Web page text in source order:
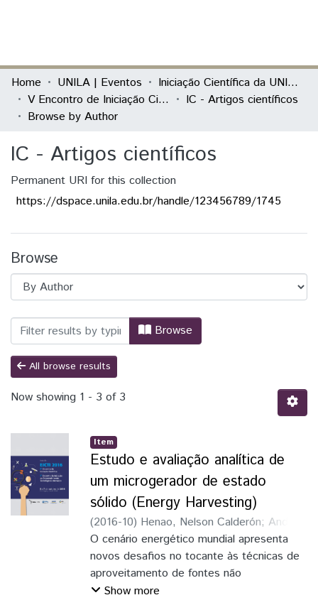
Communities & Collections
All of DSpace
Home UNILA | Eventos
Iniciação Científica da UNILA (IC)
V Encontro de Iniciação Científica e I Encontro Anual de Iniciação ao Desenvolvimento Tecnológico e Inovação
IC - Artigos científicos
Browse by Author
IC - Artigos científicos
Permanent URI for this collection
https://dspace.unila.edu.br/handle/123456789/1745
Browse
Browsing IC - Artigos científicos by
Browse
All browse results
Now showing 1 - 3 of 3
Item
Estudo e avaliação analítica de
um microgerador de estado
sólido (Energy Harvesting)
(2016-10) Henao, Nelson Calderón; Ando
Júnior, Oswaldo Hideo
O cenário energético mundial apresenta
novos desafios no tocante às técnicas de
aproveitamento de fontes não
convencionais de energia. Nesse sentido,
Show more